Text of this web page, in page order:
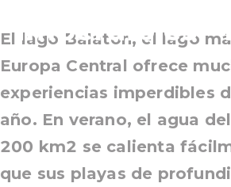
imperdibles -
El lago Balaton, el lago
Europa Central ofrece
experiencias imperdibles
año. En verano, el agua
200 km2 se calienta
que sus playas de